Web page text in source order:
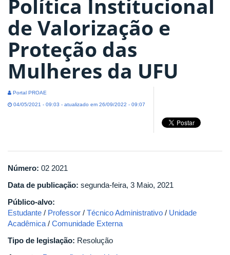
Política Institucional
de Valorização e
Proteção das
Mulheres da UFU
Portal PROAE
04/05/2021 - 09:03 - atualizado em 26/09/2022 - 09:07
Número: 02 2021
Data de publicação: segunda-feira, 3 Maio, 2021
Público-alvo:
Estudante / Professor / Técnico Administrativo / Unidade
Acadêmica / Comunidade Externa
Tipo de legislação: Resolução